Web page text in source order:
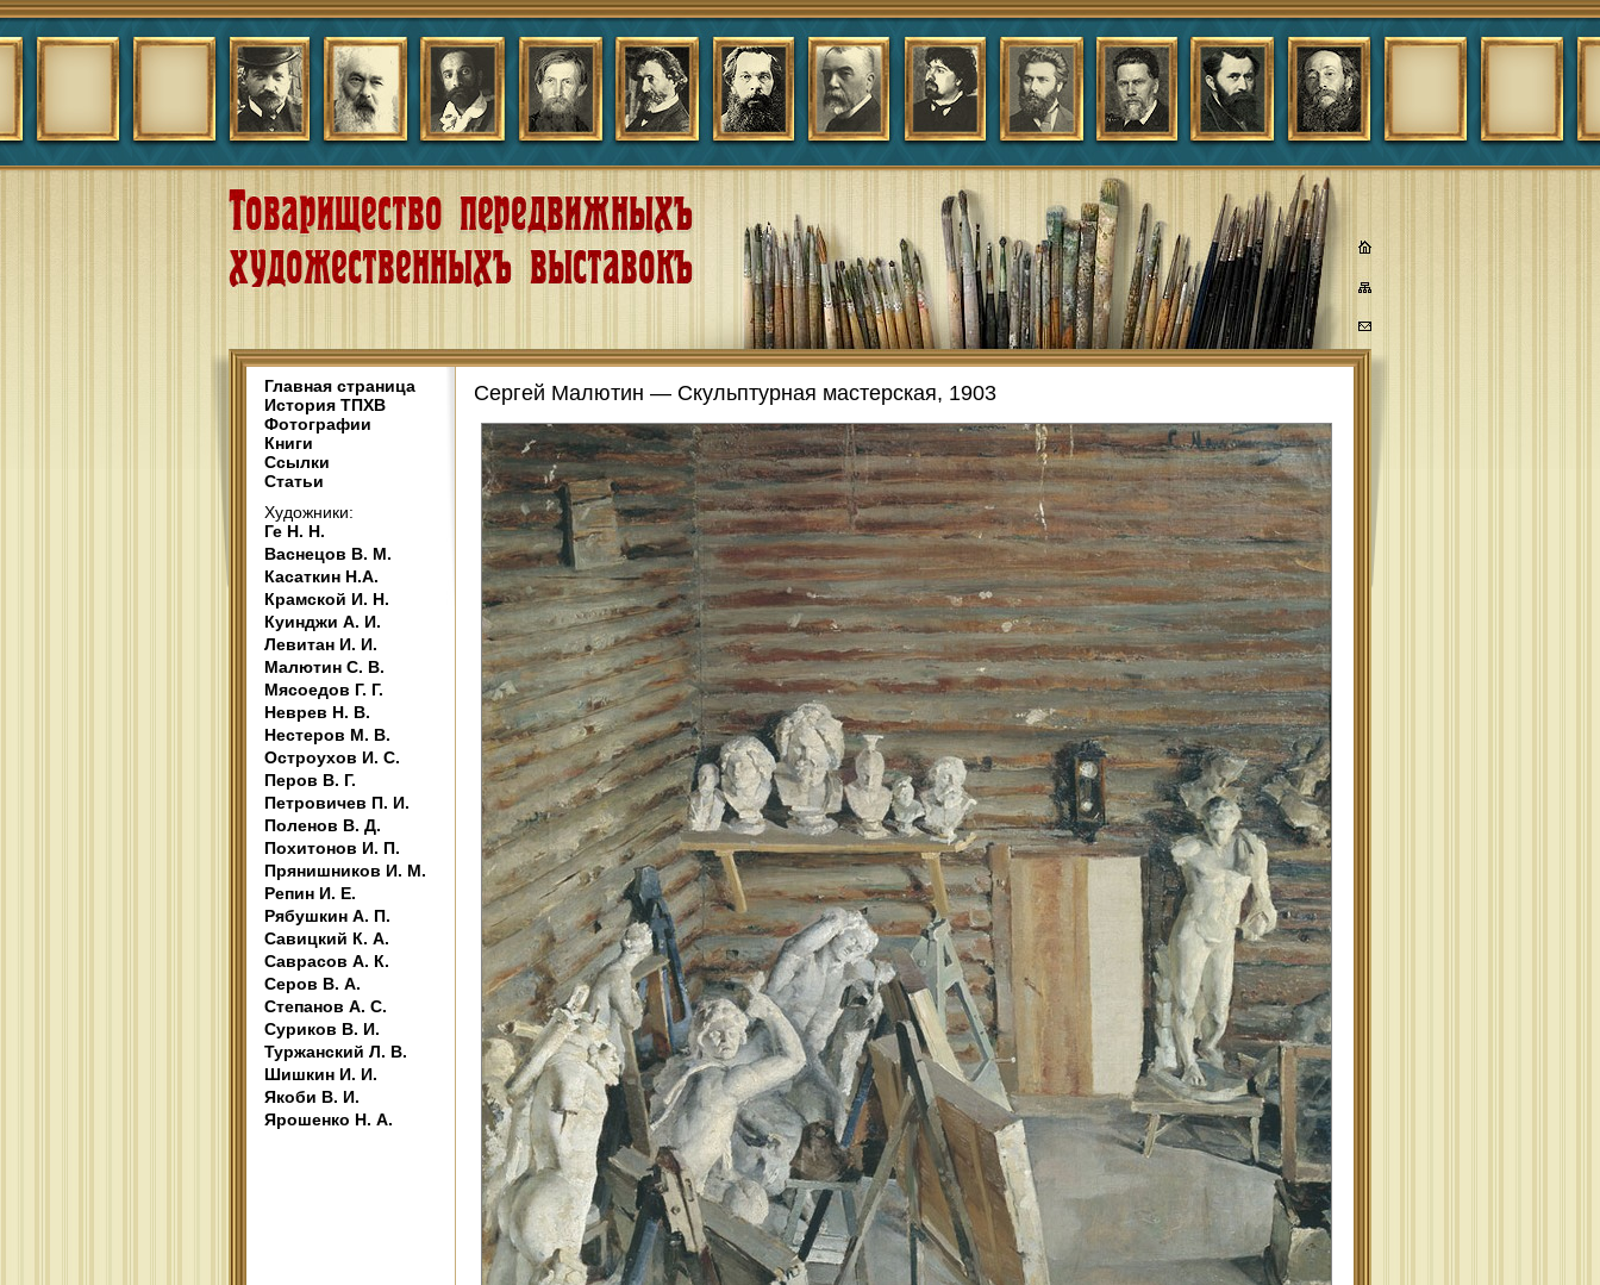
Главная страница
История ТПХВ
Фотографии
Книги
Ссылки
Статьи
Художники:
Ге Н. Н.
Васнецов В. М.
Касаткин Н.А.
Крамской И. Н.
Куинджи А. И.
Левитан И. И.
Малютин С. В.
Мясоедов Г. Г.
Неврев Н. В.
Нестеров М. В.
Остроухов И. С.
Перов В. Г.
Петровичев П. И.
Поленов В. Д.
Похитонов И. П.
Прянишников И. М.
Репин И. Е.
Рябушкин А. П.
Савицкий К. А.
Саврасов А. К.
Серов В. А.
Степанов А. С.
Суриков В. И.
Туржанский Л. В.
Шишкин И. И.
Якоби В. И.
Ярошенко Н. А.
Сергей Малютин — Скульптурная мастерская, 1903